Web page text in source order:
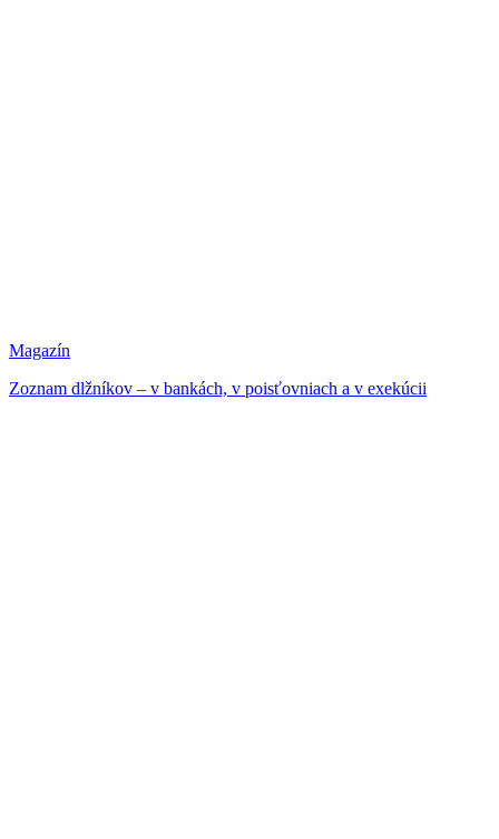
Magazín
Zoznam dlžníkov – v bankách, v poisťovniach a v exekúcii